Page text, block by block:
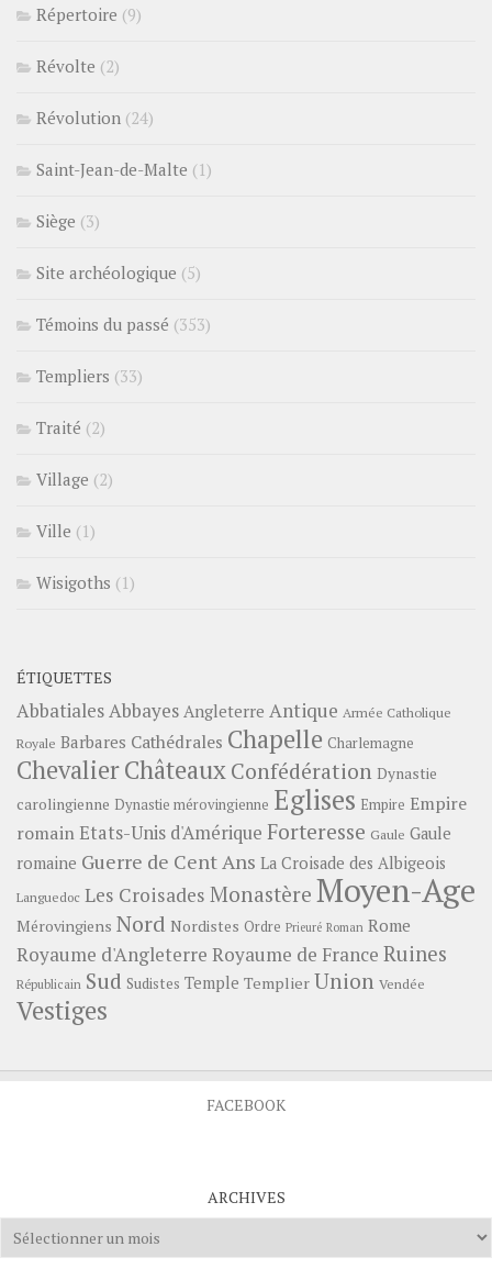
Répertoire (9)
Révolte (2)
Révolution (24)
Saint-Jean-de-Malte (1)
Siège (3)
Site archéologique (5)
Témoins du passé (353)
Templiers (33)
Traité (2)
Village (2)
Ville (1)
Wisigoths (1)
ÉTIQUETTES
AbbatialesAbbayes Angleterre Antique Armée Catholique
Royale Barbares Cathédrales Chapelle Charlemagne
ChevalierChâteauxConfédération Dynastie
carolingienne Dynastie mérovingienne Eglises Empire Empire
romainEtats-Unis d'Amérique Forteresse Gaule Gaule
romaine Guerre de Cent Ans La Croisade des Albigeois
Languedoc Les Croisades Monastère Moyen-Age
Mérovingiens Nord Nordistes Ordre Prieuré Roman Rome
Royaume d'Angleterre Royaume de France Ruines
Républicain Sud Sudistes Temple Templier Union Vendée
Vestiges
FACEBOOK
ARCHIVES
Archives